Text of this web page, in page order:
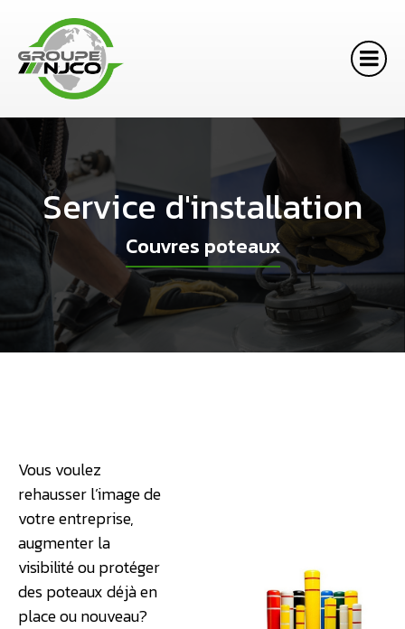
Service d'installation
Couvres poteaux
Vous voulez
rehausser l’image de
votre entreprise,
augmenter la
visibilité ou protéger
des poteaux déjà en
place ou nouveau?